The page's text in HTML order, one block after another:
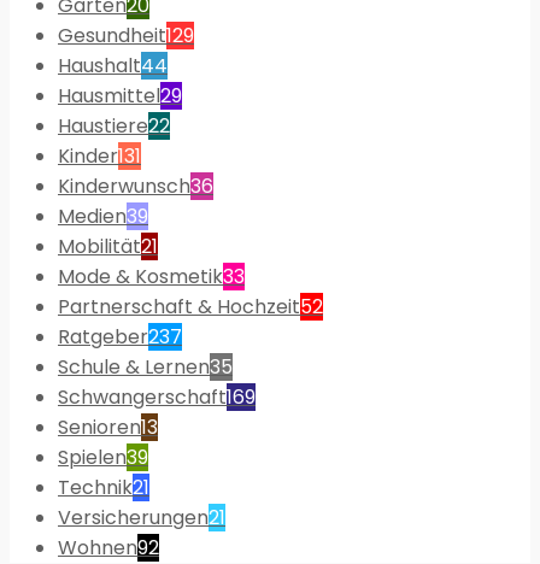
Gesundheit129
Haushalt44
Hausmittel29
Haustiere22
Kinder131
Kinderwunsch36
Medien39
Mobilität21
Mode & Kosmetik33
Partnerschaft & Hochzeit52
Ratgeber237
Schule & Lernen35
Schwangerschaft169
Senioren13
Spielen39
Technik21
Versicherungen21
Wohnen92